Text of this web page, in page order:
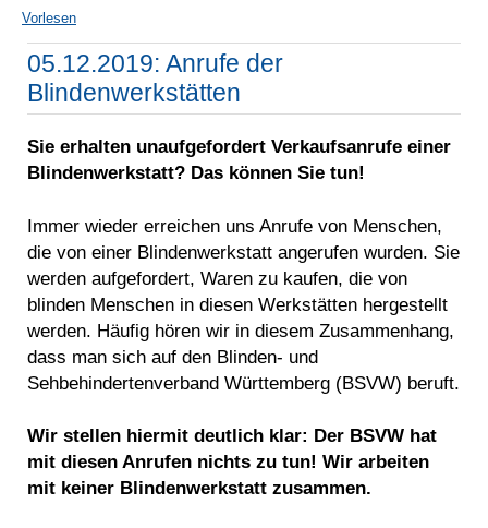
Vorlesen
05.12.2019: Anrufe der
Blindenwerkstätten
Sie erhalten unaufgefordert Verkaufsanrufe einer
Blindenwerkstatt? Das können Sie tun!
Immer wieder erreichen uns Anrufe von Menschen,
die von einer Blindenwerkstatt angerufen wurden. Sie
werden aufgefordert, Waren zu kaufen, die von
blinden Menschen in diesen Werkstätten hergestellt
werden. Häufig hören wir in diesem Zusammenhang,
dass man sich auf den Blinden- und
Sehbehindertenverband Württemberg (BSVW) beruft.
Wir stellen hiermit deutlich klar: Der BSVW hat
mit diesen Anrufen nichts zu tun! Wir arbeiten
mit keiner Blindenwerkstatt zusammen.